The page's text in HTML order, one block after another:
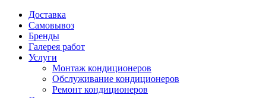
Доставка
Самовывоз
Бренды
Галерея работ
Услуги
Монтаж кондиционеров
Обслуживание кондиционеров
Ремонт кондиционеров